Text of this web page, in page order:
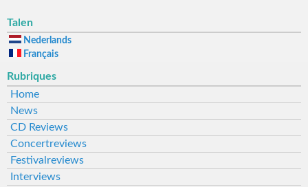
Talen
Nederlands
Français
Rubriques
Home
News
CD Reviews
Concertreviews
Festivalreviews
Interviews